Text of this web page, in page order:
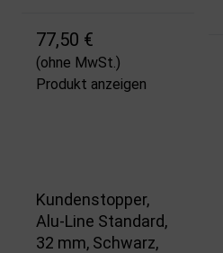
77,50 €
(ohne MwSt.)
Produkt anzeigen
Kundenstopper,
Alu-Line Standard,
32 mm, Schwarz,